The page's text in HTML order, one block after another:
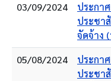
03/09/2024
ประกา
ประชา
จัดจ้าง
05/08/2024
ประกา
ประชา